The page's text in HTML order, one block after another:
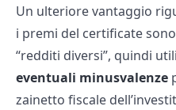
Un ulteriore vantaggio
i premi del certificate
“redditi diversi”, quindi
eventuali minusvalenze
zainetto fiscale